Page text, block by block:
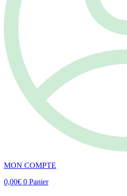
MON COMPTE
0,00€ 0 Panier